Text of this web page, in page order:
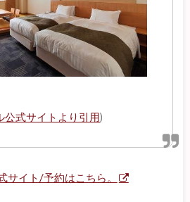
公式サイトより引用)
イト/予約はこちら。